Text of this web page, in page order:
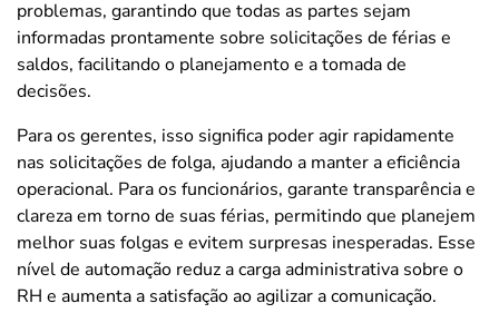
problemas, garantindo que todas as partes sejam
informadas prontamente sobre solicitações de férias e
saldos, facilitando o planejamento e a tomada de
decisões.
Para os gerentes, isso significa poder agir rapidamente
nas solicitações de folga, ajudando a manter a eficiência
operacional. Para os funcionários, garante transparência e
clareza em torno de suas férias, permitindo que planejem
melhor suas folgas e evitem surpresas inesperadas. Esse
nível de automação reduz a carga administrativa sobre o
RH e aumenta a satisfação ao agilizar a comunicação.